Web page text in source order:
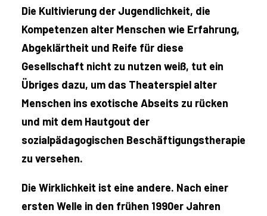
Die Kultivierung der Jugendlichkeit, die
Kompetenzen alter Menschen wie Erfahrung,
Abgeklärtheit und Reife für diese
Gesellschaft nicht zu nutzen weiß, tut ein
Übriges dazu, um das Theaterspiel alter
Menschen ins exotische Abseits zu rücken
und mit dem Hautgout der
sozialpädagogischen Beschäftigungstherapie
zu versehen.
Die Wirklichkeit ist eine andere. Nach einer
ersten Welle in den frühen 1990er Jahren